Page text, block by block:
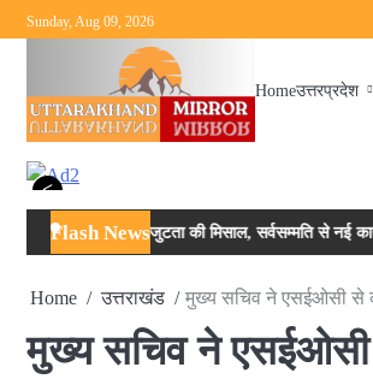
Skip
to
Sunday, Aug 09, 2026
Homeउत्तरप्रदेश
<
Flash News
की मिसाल, सर्वसम्मति से नई कार्यकारिणी का गठन
Home उत्तराखंड मुख्य सचिव ने एसईओसी से
मुख्य सचिव ने एसईओसी